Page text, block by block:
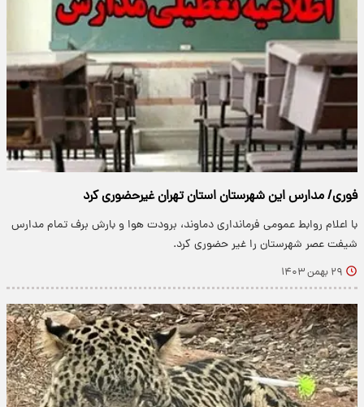
فوری/ مدارس این شهرستان استان تهران غیرحضوری کرد
با اعلام روابط عمومی فرمانداری دماوند، برودت هوا و بارش برف تمام مدارس
شیفت عصر شهرستان را غیر حضوری کرد.
۲۹ بهمن ۱۴۰۳